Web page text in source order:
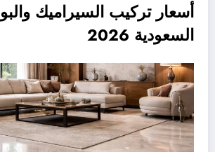
أسعار تركيب السيراميك
السعودية 2026